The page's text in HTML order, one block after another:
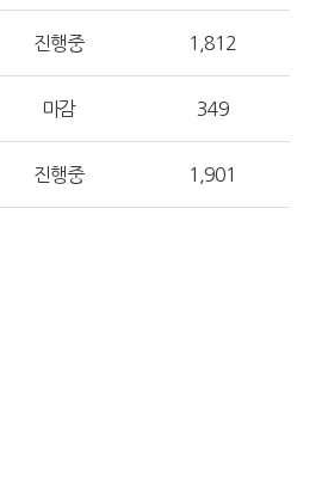
진행중 1,812
마감 349
진행중 1,901